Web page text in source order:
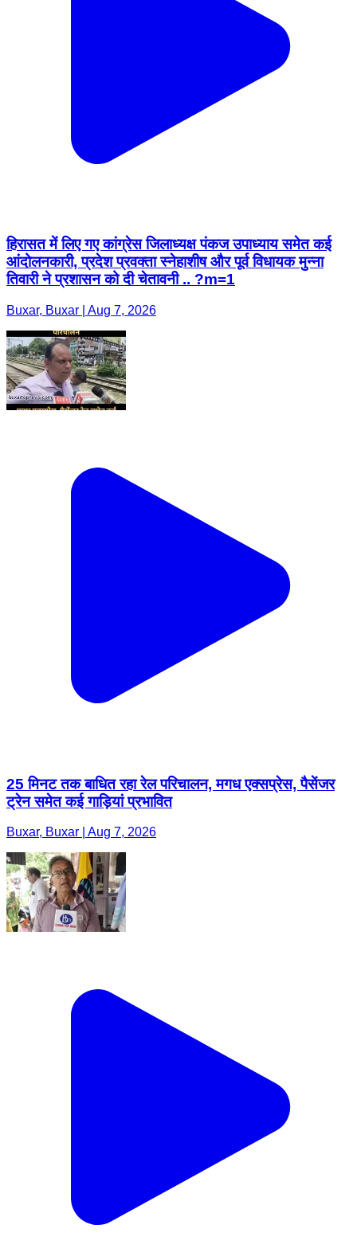
हिरासत में लिए गए कांग्रेस जिलाध्यक्ष पंकज उपाध्याय समेत कई
आंदोलनकारी, प्रदेश प्रवक्ता स्नेहाशीष और पूर्व विधायक मुन्ना
तिवारी ने प्रशासन को दी चेतावनी .. ?m=1
Buxar, Buxar | Aug 7, 2026
25 मिनट तक बाधित रहा रेल परिचालन, मगध एक्सप्रेस, पैसेंजर
ट्रेन समेत कई गाड़ियां प्रभावित
Buxar, Buxar | Aug 7, 2026